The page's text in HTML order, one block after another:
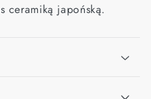
ceramiką japońską.